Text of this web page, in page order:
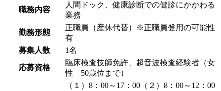
職務内容
人間ドック、健康診断での健診にかかわる
業務
勤務形態
正職員（産休代替）※正職員登用の可能性
有
募集人数
1名
応募資格
臨床検査技師免許、超音波検査経験者（女
性 50歳位まで）
（１）8：00～17：00（２）8：00～12：00